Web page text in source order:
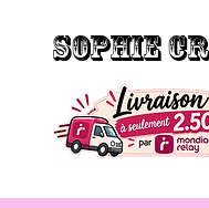
SOPHIE